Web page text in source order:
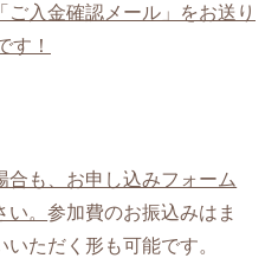
入金確認メール」をお送り
す！
合も、お申し込みフォーム
い。参加費のお振込みはま
ただく形も可能です。